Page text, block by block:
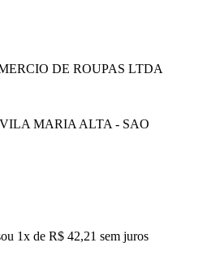
DE ROUPAS LTDA
VILA MARIA ALTA - SAO
ou 1x de R$ 42,21 sem juros